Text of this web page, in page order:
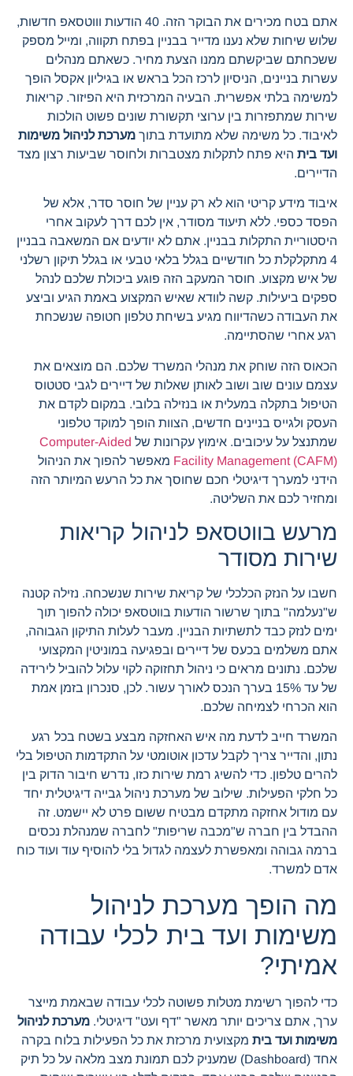
אתם בטח מכירים את הבוקר הזה. 40 הודעות וווטסאפ חדשות,
שלוש שיחות שלא נענו מדייר בבניין בפתח תקווה, ומייל מספק
ששכחתם שביקשתם ממנו הצעת מחיר. כשאתם מנהלים
עשרות בניינים, הניסיון לרכז הכל בראש או בגיליון אקסל הופך
למשימה בלתי אפשרית. הבעיה המרכזית היא הפיזור. קריאות
שירות שמתפזרות בין ערוצי תקשורת שונים פשוט הולכות
לאיבוד. כל משימה שלא מתועדת בתוך מערכת לניהול משימות
ועד בית היא פתח לתקלות מצטברות ולחוסר שביעות רצון מצד
הדיירים.
איבוד מידע קריטי הוא לא רק עניין של חוסר סדר, אלא של
הפסד כספי. ללא תיעוד מסודר, אין לכם דרך לעקוב אחרי
היסטוריית התקלות בבניין. אתם לא יודעים אם המשאבה בבניין
4 מתקלקלת כל חודשיים בגלל בלאי טבעי או בגלל תיקון רשלני
של איש מקצוע. חוסר המעקב הזה פוגע ביכולת שלכם לנהל
ספקים ביעילות. קשה לוודא שאיש המקצוע באמת הגיע וביצע
את העבודה כשהדיווח מגיע בשיחת טלפון חטופה שנשכחת
רגע אחרי שהסתיימה.
הכאוס הזה שוחק את מנהלי המשרד שלכם. הם מוצאים את
עצמם עונים שוב ושוב לאותן שאלות של דיירים לגבי סטטוס
הטיפול בתקלה במעלית או בנזילה בלובי. במקום לקדם את
העסק ולגייס בניינים חדשים, הצוות הופך למוקד טלפוני
שמתנצל על עיכובים. אימוץ עקרונות של Computer-Aided
Facility Management (CAFM) מאפשר להפוך את הניהול
הידני למערך דיגיטלי חכם שחוסך את כל הרעש המיותר הזה
ומחזיר לכם את השליטה.
מרעש בווטסאפ לניהול קריאות
שירות מסודר
חשבו על הנזק הכלכלי של קריאת שירות שנשכחה. נזילה קטנה
ש"נעלמה" בתוך שרשור הודעות בווטסאפ יכולה להפוך תוך
ימים לנזק כבד לתשתיות הבניין. מעבר לעלות התיקון הגבוהה,
אתם משלמים בכעס של דיירים ובפגיעה במוניטין המקצועי
שלכם. נתונים מראים כי ניהול תחזוקה לקוי עלול להוביל לירידה
של עד 15% בערך הנכס לאורך עשור. לכן, סנכרון בזמן אמת
הוא הכרחי לצמיחה שלכם.
המשרד חייב לדעת מה איש האחזקה מבצע בשטח בכל רגע
נתון, והדייר צריך לקבל עדכון אוטומטי על התקדמות הטיפול בלי
להרים טלפון. כדי להשיג רמת שירות כזו, נדרש חיבור הדוק בין
כל חלקי הפעילות. שילוב של מערכת ניהול גבייה דיגיטלית יחד
עם מודול אחזקה מתקדם מבטיח ששום פרט לא יישמט. זה
ההבדל בין חברה ש"מכבה שריפות" לחברה שמנהלת נכסים
ברמה גבוהה ומאפשרת לעצמה לגדול בלי להוסיף עוד ועוד כוח
אדם למשרד.
מה הופך מערכת לניהול
משימות ועד בית לכלי עבודה
אמיתי?
כדי להפוך רשימת מטלות פשוטה לכלי עבודה שבאמת מייצר
ערך, אתם צריכים יותר מאשר "דף ועט" דיגיטלי. מערכת לניהול
משימות ועד בית מקצועית מרכזת את כל הפעילות בלוח בקרה
אחד (Dashboard) שמעניק לכם תמונת מצב מלאה על כל תיק